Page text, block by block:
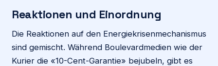
Reaktionen und Einordnung
Die Reaktionen auf den Energiekrisenmechanismus
sind gemischt. Während Boulevardmedien wie der
Kurier die «10-Cent-Garantie» bejubeln, gibt es